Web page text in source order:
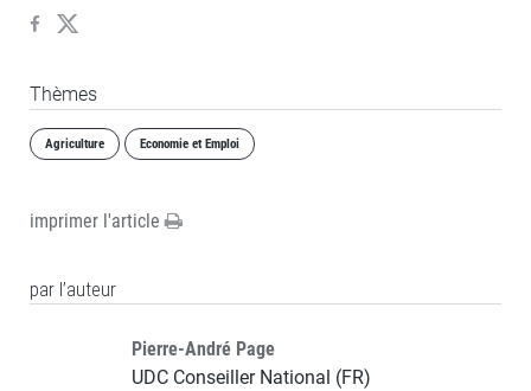
Thèmes
Agriculture Economie et Emploi
imprimer l'article
par l’auteur
Pierre-André Page
UDC Conseiller National (FR)